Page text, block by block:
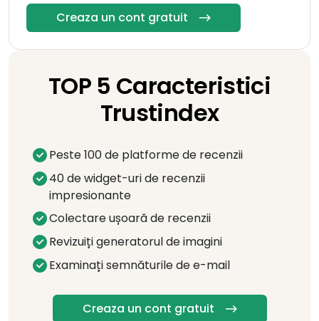
Creaza un cont gratuit
TOP 5 Caracteristici
Trustindex
Peste 100 de platforme de recenzii
40 de widget-uri de recenzii
impresionante
Colectare ușoară de recenzii
Revizuiți generatorul de imagini
Examinați semnăturile de e-mail
Creaza un cont gratuit